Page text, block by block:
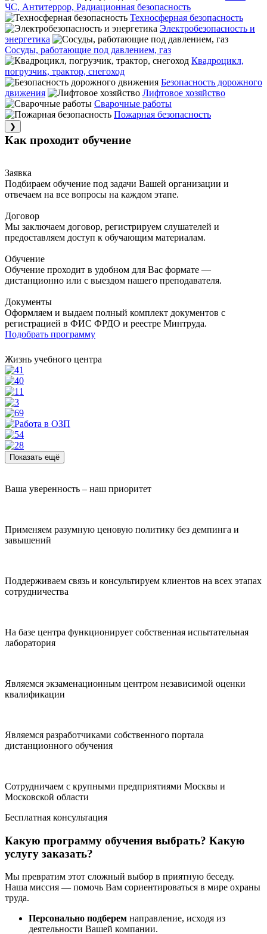
ЧС, Антитеррор, Радиационная безопасность
Техносферная безопасность
Электробезопасность и
энергетика
Сосуды, работающие под давлением, газ
Квадроцикл,
погрузчик, трактор, снегоход
Безопасность дорожного
движения
Лифтовое хозяйство
Сварочные работы
Пожарная безопасность
❯
Как проходит обучение
Заявка
Подбираем обучение под задачи Вашей организации и
отвечаем на все вопросы на каждом этапе.
Договор
Мы заключаем договор, регистрируем слушателей и
предоставляем доступ к обучающим материалам.
Обучение
Обучение проходит в удобном для Вас формате —
дистанционно или с выездом нашего преподавателя.
Документы
Оформляем и выдаем полный комплект документов с
регистрацией в ФИС ФРДО и реестре Минтруда.
Подобрать программу
Жизнь учебного центра
Показать ещё
Ваша уверенность – наш приоритет
Применяем разумную ценовую политику без демпинга и
завышений
Поддерживаем связь и консультируем клиентов на всех этапах
сотрудничества
На базе центра функционирует собственная испытательная
лаборатория
Являемся экзаменационным центром независимой оценки
квалификации
Являемся разработчиками собственного портала
дистанционного обучения
Сотрудничаем с крупными предприятиями Москвы и
Московской области
Бесплатная консультация
Какую программу обучения выбрать? Какую
услугу заказать?
Мы превратим этот сложный выбор в приятную беседу.
Наша миссия — помочь Вам сориентироваться в мире охраны
труда.
Персонально подберем направление, исходя из
деятельности Вашей компании.